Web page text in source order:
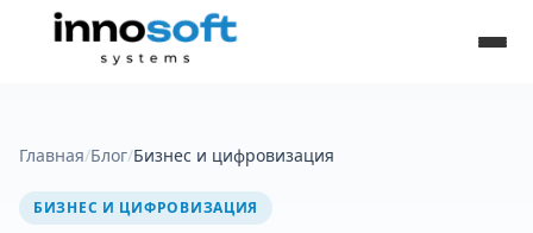
Главная/Блог/Бизнес и цифровизация
БИЗНЕС И ЦИФРОВИЗАЦИЯ